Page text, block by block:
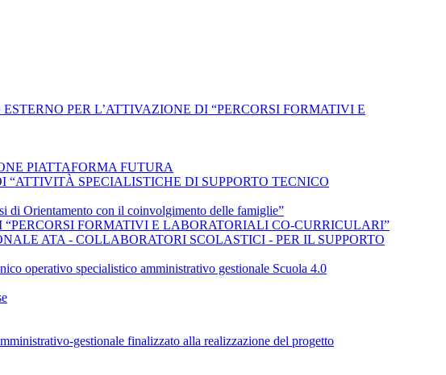
PER L’ATTIVAZIONE DI “PERCORSI FORMATIVI E
PIATTAFORMA FUTURA
SPECIALISTICHE DI SUPPORTO TECNICO
Orientamento con il coinvolgimento delle famiglie”
FORMATIVI E LABORATORIALI CO-CURRICULARI”
ATA - COLLABORATORI SCOLASTICI - PER IL SUPPORTO
operativo specialistico amministrativo gestionale Scuola 4.0
gestionale finalizzato alla realizzazione del progetto